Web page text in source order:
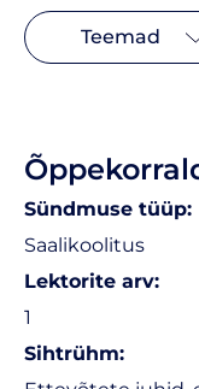
Teemad
Sündmuse tüüp:
Saalikoolitus
Lektorite arv:
1
Sihtrühm: